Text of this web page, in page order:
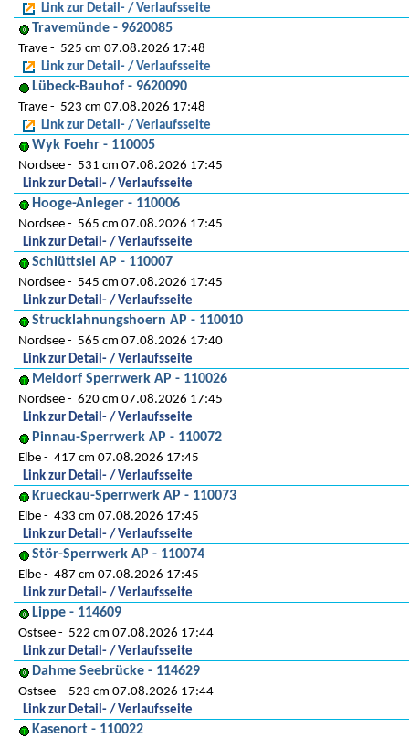
Link zur Detail- / Verlaufsseite
Travemünde - 9620085
Trave
525 cm 07.08.2026 17:48
Link zur Detail- / Verlaufsseite
Lübeck-Bauhof - 9620090
Trave
523 cm 07.08.2026 17:48
Link zur Detail- / Verlaufsseite
Wyk Foehr - 110005
Nordsee
531 cm 07.08.2026 17:45
Link zur Detail- / Verlaufsseite
Hooge-Anleger - 110006
Nordsee
565 cm 07.08.2026 17:45
Link zur Detail- / Verlaufsseite
Schlüttsiel AP - 110007
Nordsee
545 cm 07.08.2026 17:45
Link zur Detail- / Verlaufsseite
Strucklahnungshoern AP - 110010
Nordsee
565 cm 07.08.2026 17:40
Link zur Detail- / Verlaufsseite
Meldorf Sperrwerk AP - 110026
Nordsee
620 cm 07.08.2026 17:45
Link zur Detail- / Verlaufsseite
Pinnau-Sperrwerk AP - 110072
Elbe
417 cm 07.08.2026 17:45
Link zur Detail- / Verlaufsseite
Krueckau-Sperrwerk AP - 110073
Elbe
433 cm 07.08.2026 17:45
Link zur Detail- / Verlaufsseite
Stör-Sperrwerk AP - 110074
Elbe
487 cm 07.08.2026 17:45
Link zur Detail- / Verlaufsseite
Lippe - 114609
Ostsee
522 cm 07.08.2026 17:44
Link zur Detail- / Verlaufsseite
Dahme Seebrücke - 114629
Ostsee
523 cm 07.08.2026 17:44
Link zur Detail- / Verlaufsseite
Kasenort - 110022